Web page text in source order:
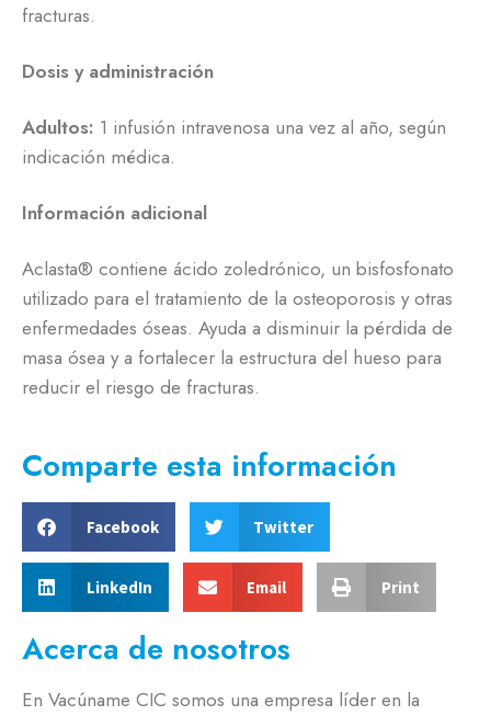
fracturas.
Dosis y administración
Adultos: 1 infusión intravenosa una vez al año, según
indicación médica.
Información adicional
Aclasta® contiene ácido zoledrónico, un bisfosfonato
utilizado para el tratamiento de la osteoporosis y otras
enfermedades óseas. Ayuda a disminuir la pérdida de
masa ósea y a fortalecer la estructura del hueso para
reducir el riesgo de fracturas.
Comparte esta información
Facebook Twitter
LinkedIn Email Print
Acerca de nosotros
En Vacúname CIC somos una empresa líder en la